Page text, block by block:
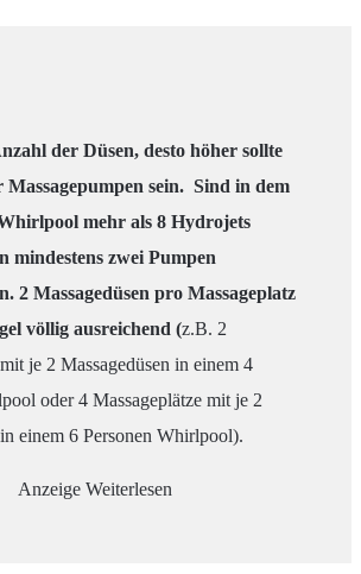
der Düsen, desto höher sollte
Massagepumpen sein. Sind in dem
mehr als 8 Hydrojets
mindestens zwei Pumpen
2 Massagedüsen pro Massageplatz
völlig ausreichend (z.B. 2
je 2 Massagedüsen in einem 4
oder 4 Massageplätze mit je 2
einem 6 Personen Whirlpool).
Anzeige Weiterlesen